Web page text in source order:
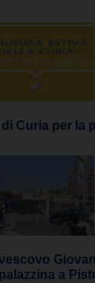
Curia per la
a